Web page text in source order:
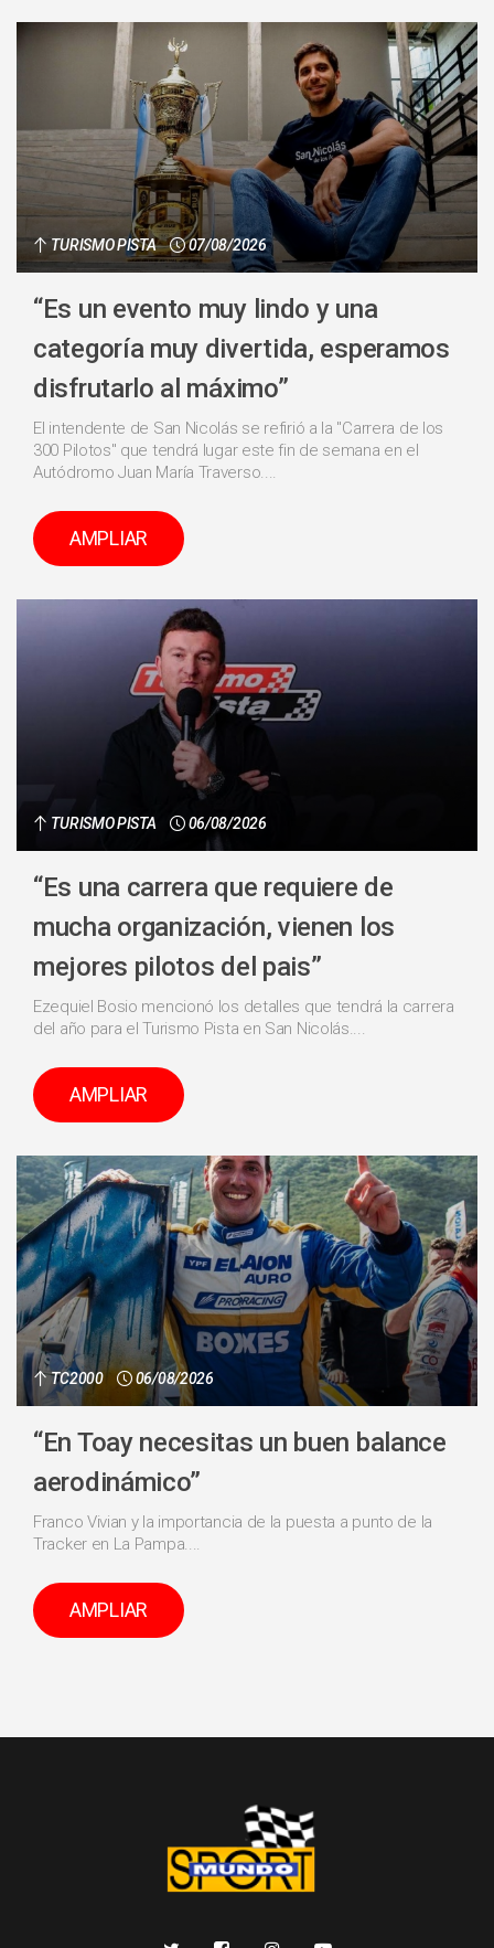
TURISMO PISTA 07/08/2026
“Es un evento muy lindo y una
categoría muy divertida, esperamos
disfrutarlo al máximo”
El intendente de San Nicolás se refirió a la "Carrera de los
300 Pilotos" que tendrá lugar este fin de semana en el
Autódromo Juan María Traverso....
AMPLIAR
TURISMO PISTA 06/08/2026
“Es una carrera que requiere de
mucha organización, vienen los
mejores pilotos del pais”
Ezequiel Bosio mencionó los detalles que tendrá la carrera
del año para el Turismo Pista en San Nicolás....
AMPLIAR
TC2000 06/08/2026
“En Toay necesitas un buen balance
aerodinámico”
Franco Vivian y la importancia de la puesta a punto de la
Tracker en La Pampa....
AMPLIAR